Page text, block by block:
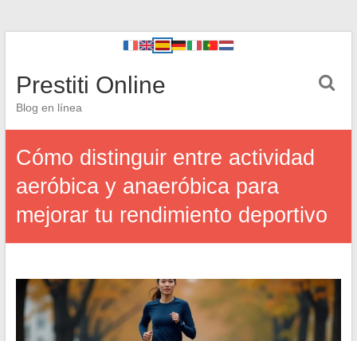
Prestiti Online
Blog en línea
Cómo distinguir entre actividad
aeróbica y anaeróbica para
mejorar tu rendimiento deportivo